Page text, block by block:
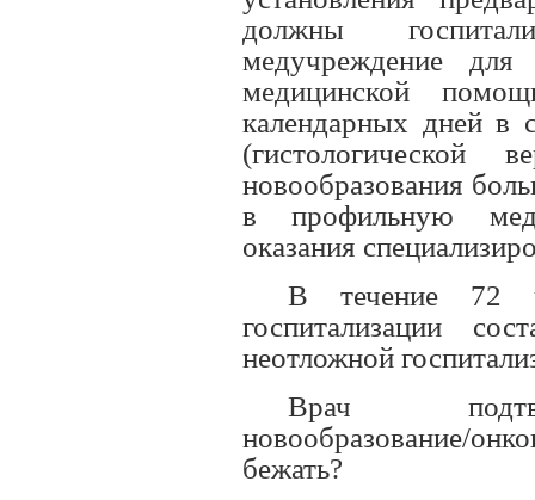
должны
медучреждение для
медицинской
календарных дней в
(гистологической
новообразования
в профильную
оказания
В течение 72
госпитализации
неотложной
Врач
новообразование/
бежать?